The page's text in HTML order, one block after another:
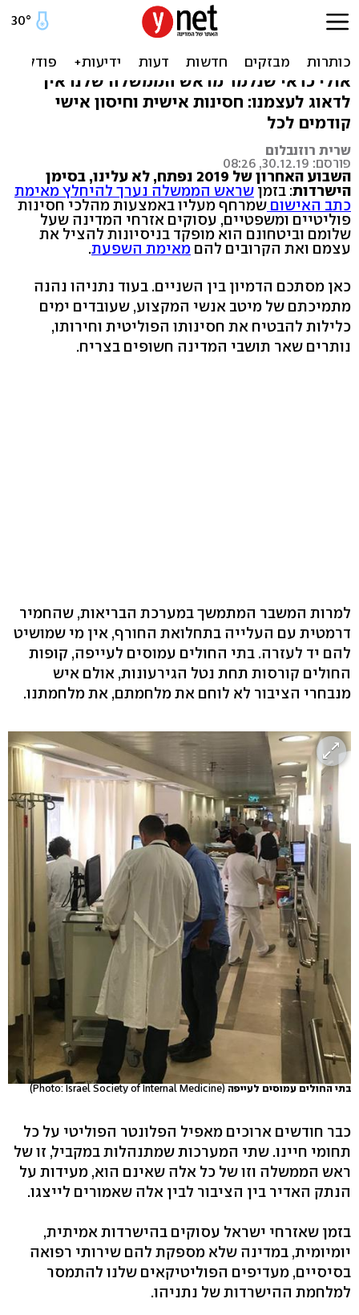
חסינות וחיסונים: בין נתניהו
אולי כדאי שנלמד מראש הממשלה שלנו איך
לדאוג לעצמנו: חסינות אישית וחיסון אישי
קודמים לכל
שרית רוזנבלום
פורסם: 30.12.19, 08:26
השבוע האחרון של 2019 נפתח, לא עלינו, בסימן
הישרדות: בזמן שראש הממשלה נערך להיחלץ מאימת
כתב האישום שמרחף מעליו באמצעות מהלכי חסינות
פוליטיים ומשפטיים, עסוקים אזרחי המדינה שעל
שלומם וביטחונם הוא מופקד בניסיונות להציל את
עצמם ואת הקרובים להם מאימת השפעת.
כאן מסתכם הדמיון בין השניים. בעוד נתניהו נהנה
מתמיכתם של מיטב אנשי המקצוע, שעובדים ימים
כלילות להבטיח את חסינותו הפוליטית וחירותו,
נותרים שאר תושבי המדינה חשופים בצריח.
למרות המשבר המתמשך במערכת הבריאות, שהחמיר
דרמטית עם העלייה בתחלואת החורף, אין מי שמושיט
להם יד לעזרה. בתי החולים עמוסים לעייפה, קופות
החולים קורסות תחת נטל הגירעונות, אולם איש
מנבחרי הציבור לא לוחם את מלחמתם, את מלחמתנו.
בתי החולים עמוסים לעייפה (Photo: Israel Society of Internal Medicine)
כבר חודשים ארוכים מאפיל הפלונטר הפוליטי על כל
תחומי חיינו. שתי המערכות שמתנהלות במקביל, זו של
ראש הממשלה וזו של כל אלה שאינם הוא, מעידות על
הנתק האדיר בין הציבור לבין אלה שאמורים לייצגו.
בזמן שאזרחי ישראל עסוקים בהישרדות אמיתית,
יומיומית, במדינה שלא מספקת להם שירותי רפואה
בסיסיים, מעדיפים הפוליטיקאים שלנו להתמסר
למלחמת ההישרדות של נתניהו.